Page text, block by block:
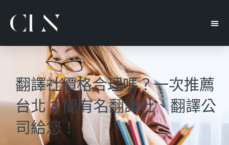
翻譯社價格合理嗎？一次推薦
台北 3 間有名翻譯社、翻譯公
司給您！